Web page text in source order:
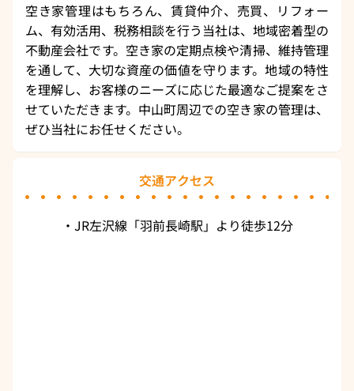
空き家管理はもちろん、賃貸仲介、売買、リフォー
ム、有効活用、税務相談を行う当社は、地域密着型の
不動産会社です。空き家の定期点検や清掃、維持管理
を通して、大切な資産の価値を守ります。地域の特性
を理解し、お客様のニーズに応じた最適なご提案をさ
せていただきます。中山町周辺での空き家の管理は、
ぜひ当社にお任せください。
交通アクセス
・JR左沢線「羽前長崎駅」より徒歩12分